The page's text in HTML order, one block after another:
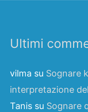
Ultimi
vilma su Sognare
interpretazione
Tanis su Sognare